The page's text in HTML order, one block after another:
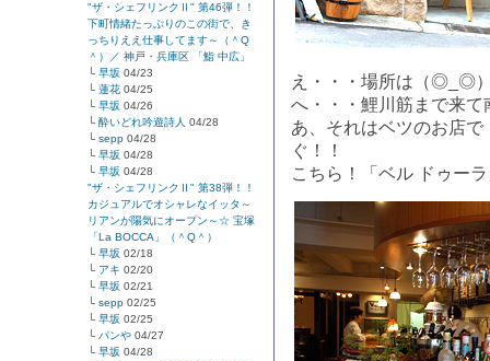
"ザ・シェフリンクⅡ" 第46弾！！
下町情緒たっぷりのこの街で、き
っちりええ仕事してます～（＾Q
＾）／ 神戸・兵庫区 「鮨 中広」
└ 早坂 04/23
└ 蓮花 04/25
└ 早坂 04/26
└ 酔いどれ吟遊詩人 04/28
└ sepp 04/28
└ 早坂 04/28
└ 早坂 04/28
"ザ・シェフリンクⅡ" 第38弾！！
カジュアルでオシャレなイッタ～
リアンが陽気にオープン～☆ 宝塚
「La BOCCA」（＾Q＾）
└ 早坂 02/18
└ アキ 02/20
└ 早坂 02/21
└ sepp 02/25
└ 早坂 02/25
└ パンや 04/27
└ 早坂 04/28
え・・・場所は（◎_◎
へ・・・鯉川筋まで来
あ、それはベツのお店
ぐ！！
こちら！「ベル ドゥー